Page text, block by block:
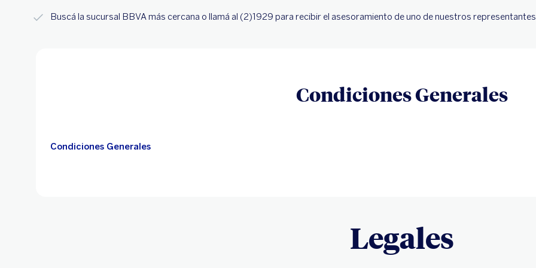
Buscá la sucursal BBVA más cercana o llamá al (2)1929 para recibir el asesoramiento de uno de nuestros
Condiciones Generales
Condiciones Generales
Legales